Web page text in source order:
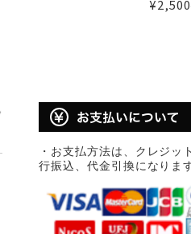
¥2,500
・お支払方法は、クレジッ
行振込、代金引換になりま